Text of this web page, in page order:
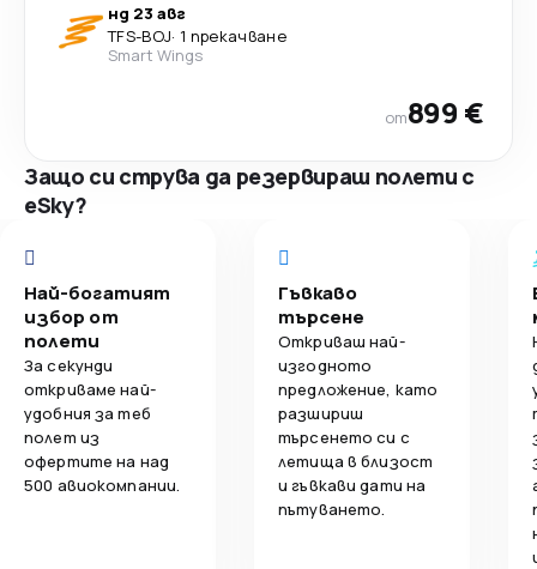
нд 23 авг
TFS-BOJ· 1 прекачване
Smart Wings
от899 €
Защо си струва да резервираш полети с
eSky?
Най-богатият
избор от
полети
За секунди
откриваме най-
удобния за теб
полет из
офертите на над
500 авиокомпании.
Гъвкаво
търсене
Откриваш най-
изгодното
предложение, като
разшириш
търсенето си с
летища в близост
и гъвкави дати на
пътуването.